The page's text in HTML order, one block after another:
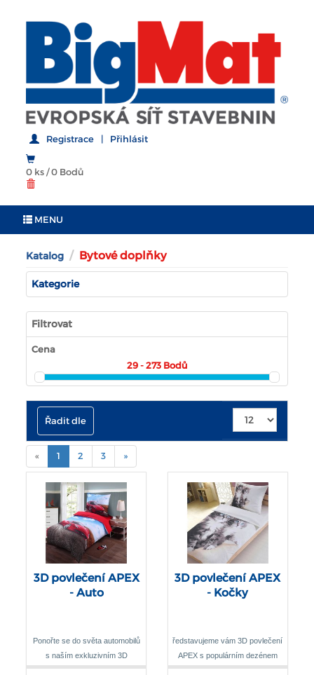
Registrace | Přihlásit
0 ks/0 Bodů
MENU
Katalog Bytové doplňky
Kategorie
Filtrovat
Cena
29 - 273 Bodů
Řadit dle
« 1 (current)
2 3 »
3D povlečení APEX
- Auto
Ponořte se do světa automobilů
s naším exkluzivním 3D
povlečením APEX - Auto
3D povlečení APEX
- Kočky
ředstavujeme vám 3D povlečení
APEX s populárním dezénem
Kočky, které Vás okouzlí svou